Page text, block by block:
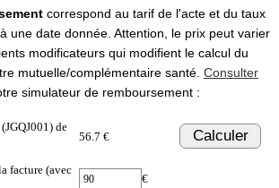
correspond au tarif de l'acte et du taux
une date donnée. Attention, le prix peut varier
modificateurs qui modifient le calcul du
mutuelle/complémentaire santé. Consulter
simulateur de remboursement :
de
56.7 € Calculer
facture (avec
€